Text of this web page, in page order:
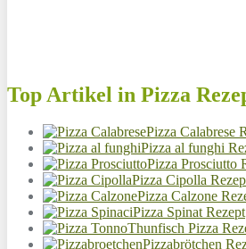
Top Artikel in Pizza
Pizza Calabrese
Pizza al funghi
Pizza Prosciutto
Pizza Cipolla
Pizza Calzone
Pizza Spinat Rezept
Thunfisch Pizza
Pizzabrötchen